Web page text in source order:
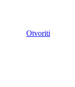
Otvoriti